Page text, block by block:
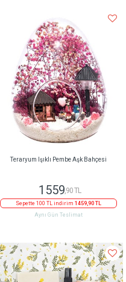
Teraryum Işıklı Pembe Aşk Bahçesi
1559,90 TL
Sepette 100 TL indirim 1459,90 TL
Aynı Gün Teslimat